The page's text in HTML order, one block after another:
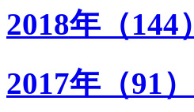
2018年（144）
2017年（91）